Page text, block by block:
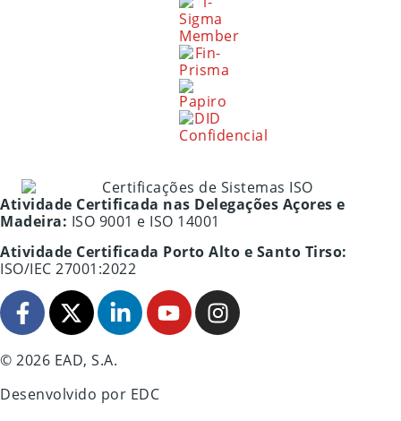
Atividade Certificada nas Delegações Açores e
Madeira: ISO 9001 e ISO 14001
Atividade Certificada Porto Alto e Santo Tirso:
ISO/IEC 27001:2022
© 2026 EAD, S.A.
Desenvolvido por EDC